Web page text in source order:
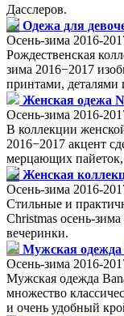
Дасслеров.
Одежа для
Осень-зима 2016-
Рождественская
зима 2016−2017
принтами, деталями
Женская одежа
Осень-зима 2016-
В коллекции
2016−2017 акцент
мерцающих
Женская
Осень-зима 2016-
Стильные и
Christmas осень-
вечеринки.
Мужская одежда
Осень-зима 2016-
Мужская одежда
множество
и очень удобный